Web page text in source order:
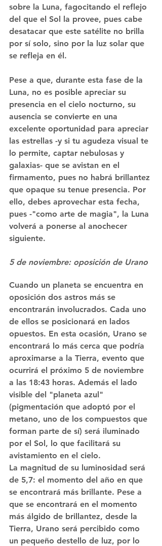
sobre la Luna, fagocitando el reflejo
del que el Sol la provee, pues cabe
desatacar que este satélite no brilla
por sí solo, sino por la luz solar que
se refleja en él.
Pese a que, durante esta fase de la
Luna, no es posible apreciar su
presencia en el cielo nocturno, su
ausencia se convierte en una
excelente oportunidad para apreciar
las estrellas -y si tu agudeza visual te
lo permite, captar nebulosas y
galaxias- que se avistan en el
firmamento, pues no habrá brillantez
que opaque su tenue presencia. Por
ello, debes aprovechar esta fecha,
pues -"como arte de magia", la Luna
volverá a ponerse al anochecer
siguiente.
5 de noviembre: oposición de Urano
Cuando un planeta se encuentra en
oposición dos astros más se
encontrarán involucrados. Cada uno
de ellos se posicionará en lados
opuestos. En esta ocasión, Urano se
encontrará lo más cerca que podría
aproximarse a la Tierra, evento que
ocurrirá el próximo 5 de noviembre
a las 18:43 horas. Además el lado
visible del "planeta azul"
(pigmentación que adoptó por el
metano, uno de los compuestos que
forman parte de sí) será iluminado
por el Sol, lo que facilitará su
avistamiento en el cielo.
La magnitud de su luminosidad será
de 5,7: el momento del año en que
se encontrará más brillante. Pese a
que se encontrará en el momento
más álgido de brillantez, desde la
Tierra, Urano será percibido como
un pequeño destello de luz, por lo